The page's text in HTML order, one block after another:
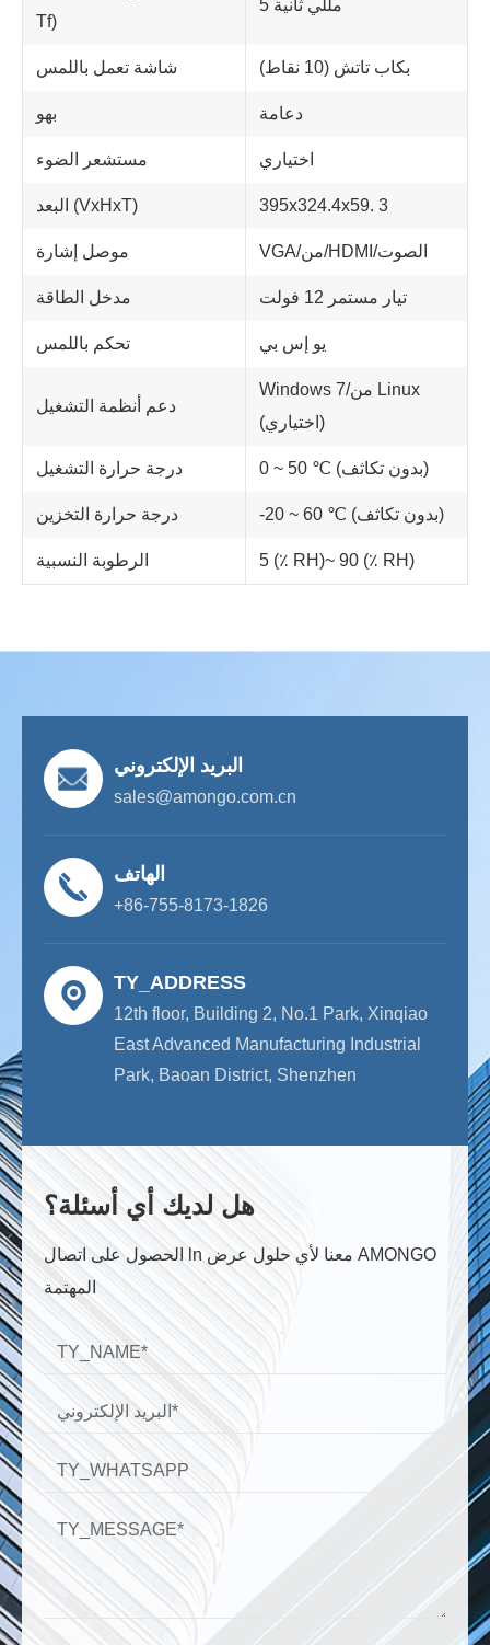
Tf)
5 مللي ثانية
شاشة تعمل باللمس بكاب تاتش (10 نقاط)
بهو دعامة
مستشعر الضوء اختياري
البعد (VxHxT) 395x324.4x59. 3
موصل إشارة VGA/من/HDMI/الصوت
مدخل الطاقة تيار مستمر 12 فولت
تحكم باللمس يو إس بي
دعم أنظمة التشغيل
Windows 7/من Linux
(اختياري)
درجة حرارة التشغيل 0 ~ 50 ℃ (بدون تكاثف)
درجة حرارة التخزين -20 ~ 60 ℃ (بدون تكاثف)
الرطوبة النسبية 5 (٪ RH)~ 90 (٪ RH)
البريد الإلكتروني
sales@amongo.com.cn
الهاتف
+86-755-8173-1826
TY_ADDRESS
12th floor, Building 2, No.1 Park, Xinqiao
East Advanced Manufacturing Industrial
Park, Baoan District, Shenzhen
هل لديك أي أسئلة؟
الحصول على اتصال ln معنا لأي حلول عرض AMONGO
المهتمة